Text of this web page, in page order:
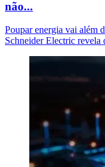
não...
Poupar energia vai além
Schneider Electric revela